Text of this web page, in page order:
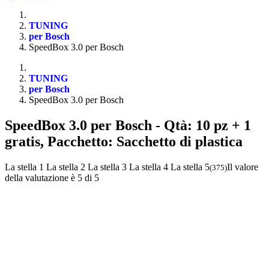
TUNING
per Bosch
SpeedBox 3.0 per Bosch
TUNING
per Bosch
SpeedBox 3.0 per Bosch
SpeedBox 3.0 per Bosch - Qtà: 10 pz + 1
gratis, Pacchetto: Sacchetto di plastica
La stella 1 La stella 2 La stella 3 La stella 4 La stella 5(375)Il valore
della valutazione è 5 di 5